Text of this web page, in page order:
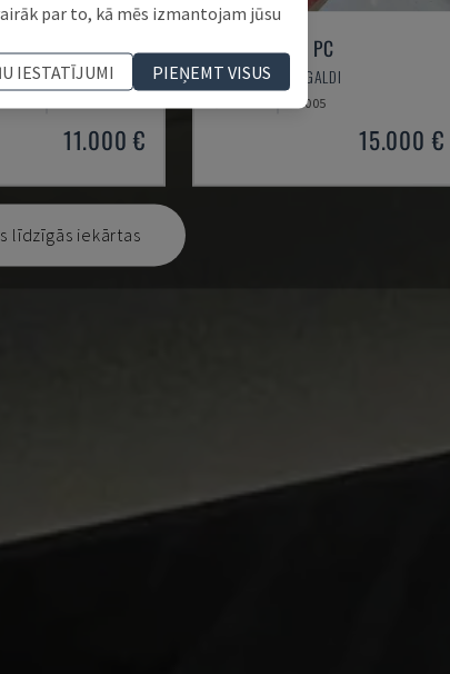
11.000 €
GAMMA 333 PC
KOMAX - DARBGALDI
2005
15.000 €
līdzīgās iekārtas
par to, kā mēs izmantojam jūsu
IESTATĪJUMI
PIEŅEMT VISUS